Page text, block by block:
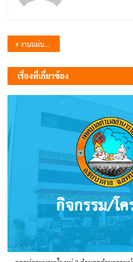
แนะแนว
เรื่อง
งานแผ่นดินสมเด็จพระนารายณ์มหาราช ประจำปี 2567
เรื่องที่เกี่ยวข้อง